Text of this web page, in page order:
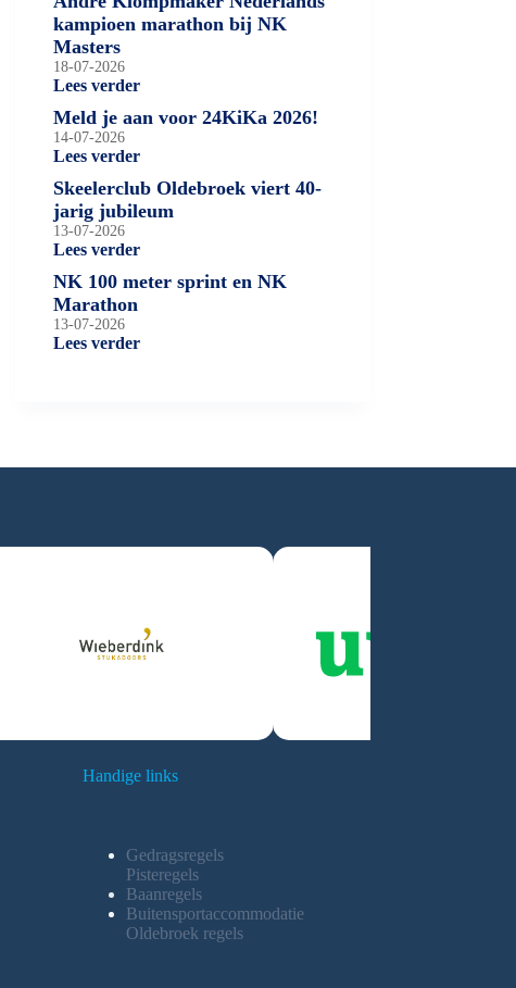
kampioen marathon bij NK
Masters
18-07-2026
Lees verder
Meld je aan voor 24KiKa 2026!
14-07-2026
Lees verder
Skeelerclub Oldebroek viert 40-
jarig jubileum
13-07-2026
Lees verder
NK 100 meter sprint en NK
Marathon
13-07-2026
Lees verder
Handige links
Gedragsregels
Pisteregels
Baanregels
Buitensportaccommodatie
Oldebroek regels